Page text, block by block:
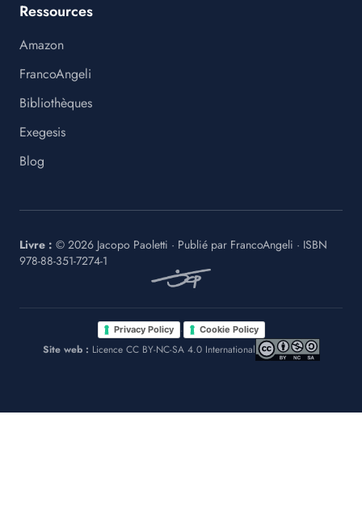
Ressources
Amazon
FrancoAngeli
Bibliothèques
Exegesis
Blog
Livre : © 2026 Jacopo Paoletti · Publié par FrancoAngeli · ISBN
978-88-351-7274-1
Privacy Policy · Cookie Policy
Site web : Licence CC BY-NC-SA 4.0 International